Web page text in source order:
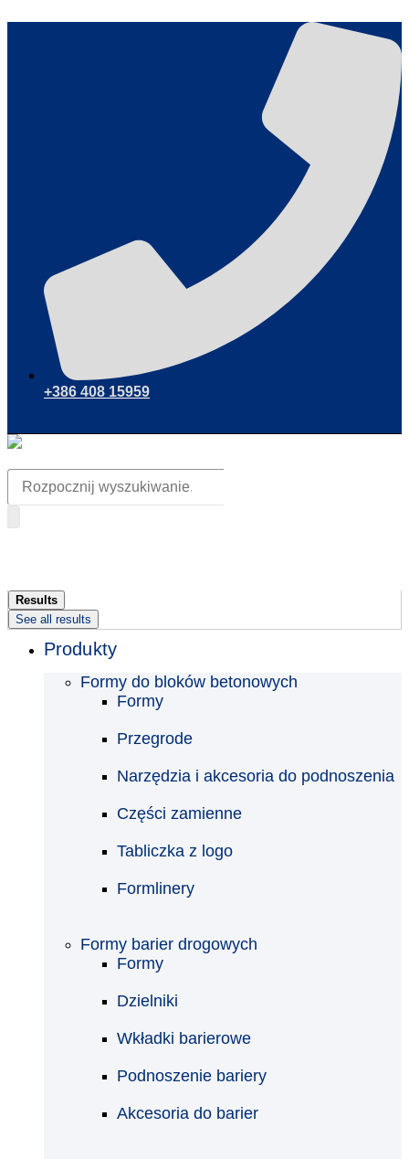
+386 408 15959
Search
Results
See all results
Produkty
Formy do bloków betonowych
Formy
Przegrode
Narzędzia i akcesoria do podnoszenia
Części zamienne
Tabliczka z logo
Formlinery
Formy barier drogowych
Formy
Dzielniki
Wkładki barierowe
Podnoszenie bariery
Akcesoria do barier